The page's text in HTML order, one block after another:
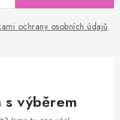
ochrany osobních údajů
s výběrem